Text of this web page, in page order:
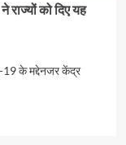
को दिए यह
19 के मद्देनजर केंद्र